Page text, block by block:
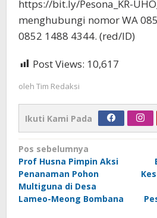
https://bit.ly/Pesona_KR-
menghubungi nomor WA
0852 1488 4344. (red/ID)
Post Views: 10,617
oleh Tim Redaksi
Ikuti Kami Pada
Navigasi
pos
Pos sebelumnya
Prof Husna Pimpin Aksi
Penanaman Pohon
Multiguna di Desa
Lameo-Meong Bombana